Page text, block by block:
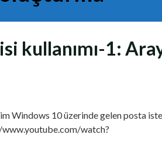
kullanımı-1:
Windows 10 üzerinde gelen posta
www.youtube.com/watch?